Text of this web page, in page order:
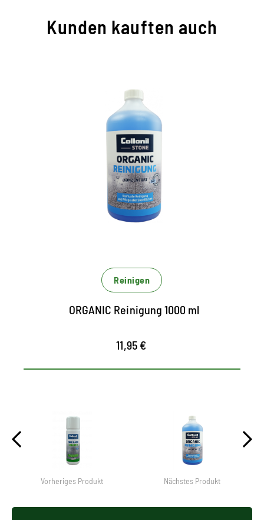
Kunden kauften auch
Kraftvolle Reinigung für
alle Natur- und
Kunststeinarten
Konzentrat zur Innen und Aussenreinigung
reinigt Marmor, Sand- und Kalkstein sowie
beseitigt Schmutz, Ablagerungen und alte
Pflegeschichten auf Basis natürlich
Reinigen
ORGANIC Reinigung 1000 ml
11,95 €
Vorheriges Produkt Nächstes Produkt